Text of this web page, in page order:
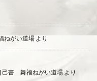
ねがい道場 より
己書 舞福ねがい道場 より